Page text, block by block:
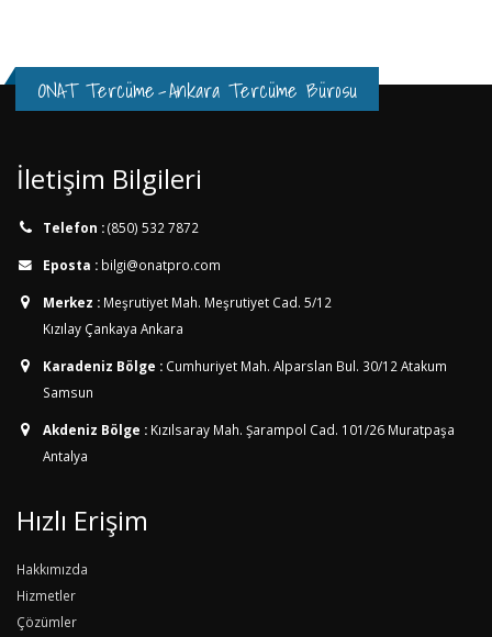
ONAT Tercüme-Ankara Tercüme Bürosu
İletişim Bilgileri
Telefon :(850) 532 7872
Eposta : bilgi@onatpro.com
Merkez : Meşrutiyet Mah. Meşrutiyet Cad. 5/12
Kızılay Çankaya Ankara
Karadeniz Bölge : Cumhuriyet Mah. Alparslan Bul. 30/12 Atakum
Samsun
Akdeniz Bölge : Kızılsaray Mah. Şarampol Cad. 101/26 Muratpaşa
Antalya
Hızlı Erişim
Hakkımızda
Hizmetler
Çözümler